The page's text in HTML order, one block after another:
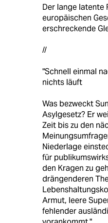
Der lange latente
europäischen
erschreckende
//
"Schnell einmal
nichts läuft
Was bezweckt
Asylgesetz? Er
Zeit bis zu den
Niederlage
für
den Kragen zu
drängenderen
Armut, leere
fehlender